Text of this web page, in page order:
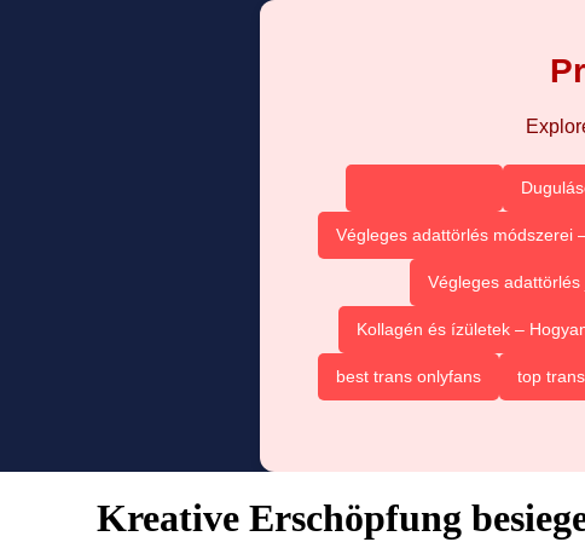
Végleges adattörlés módszerei
Végleges
Kollagén és ízületek –
best trans onlyfans top
Kreative Erschöpfung